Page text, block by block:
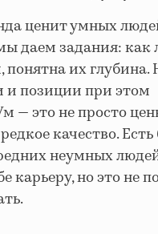
ценит умных
даем задания: как
понятна их
и позиции при этом
— это не просто
качество.
неумных
карьеру, но это не